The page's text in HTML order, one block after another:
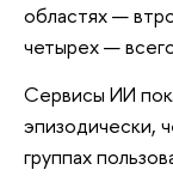
областях —
четырех —
Сервисы ИИ
эпизодически,
группах